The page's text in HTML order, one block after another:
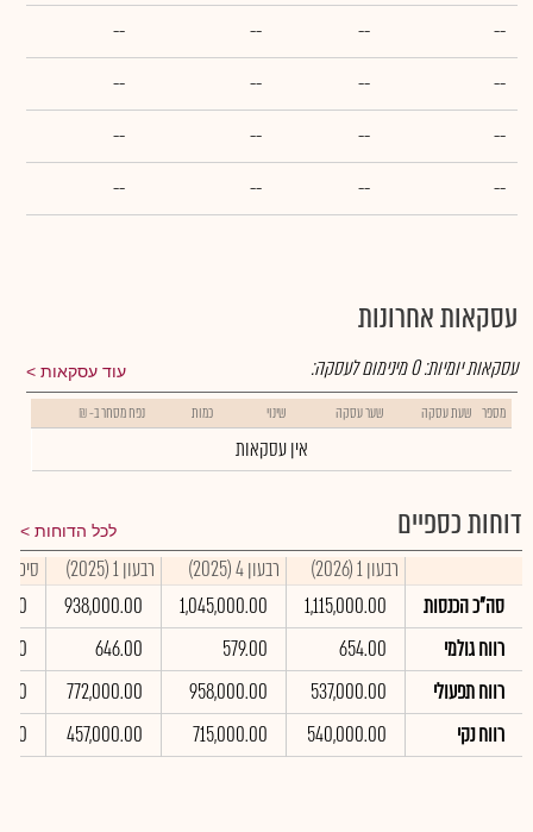
--
--
--
--
--
--
--
--
--
--
--
--
--
--
--
--
עסקאות אחרונות
עוד עסקאות עסקאות יומיות:0מינימום לעסקה:
מספר שעת עסקה שער עסקה שינוי כמות נפח מסחר ב- ₪
אין עסקאות
דוחות כספיים לכל הדוחות
רבעון 1 (2026) רבעון 4 (2025) רבעון 1 (2025)
סיכום
סה"כ הכנסות
1,115,000.00
1,045,000.00
938,000.00
רווח גולמי
654.00
579.00
646.00
רווח תפעולי
537,000.00
958,000.00
772,000.00
רווח נקי
540,000.00
715,000.00
457,000.00